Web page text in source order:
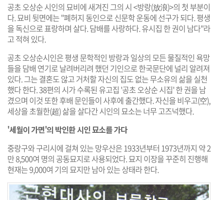
공초 오상순 시인의 묘비에 새겨진 그의 시 <방랑(放浪)>의 첫 부분이
다. 묘비 뒷면에는 "폐허지 동인으로 신문학 운동에 선구가 되다. 평생
을 독신으로 표랑하며 살다. 담배를 사랑하다. 유시집 한 권이 남다"라
고 적혀 있다.
공초 오상순시인은 평생 문학적인 방랑과 일상의 모든 물질적인 욕망
들을 담배 연기로 날려버리려 했던 기인으로 한국문단에 널리 알려져
있다. 그는 결혼도 않고 거처할 자신의 집도 없는 무소유의 삶을 실천
했다 한다. 38편의 시가 수록된 유고집 '공초 오상순 시집' 한 권을 남
겼으며 이것 또한 후배 문인들이 사후에 출간했다. 자신을 비우고(空),
세상을 초월한(超) 삶을 살다간 시인의 묘소는 너무 고즈넉했다.
'세월이 가면'의 박인환 시인 묘소를 가다
중랑구와 구리시에 걸쳐 있는 망우산은 1933년부터 1973년까지 약 2
만 8,500여 명의 공동묘지로 사용되었다. 묘지 이장을 꾸준히 진행해
현재는 9,000여 기의 묘지만 남아 있는 상태라 한다.